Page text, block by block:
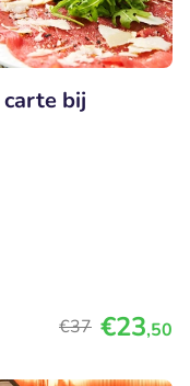
bij
€37 €23,50